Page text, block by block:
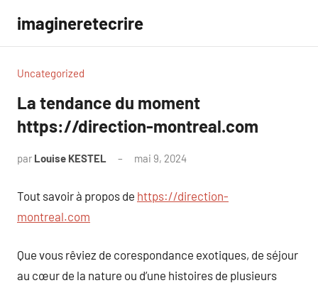
contenu
imagineretecrire
Uncategorized
La tendance du moment
https://direction-montreal.com
par Louise KESTEL mai 9, 2024
Tout savoir à propos de https://direction-
montreal.com
Que vous rêviez de corespondance exotiques, de séjour
au cœur de la nature ou d’une histoires de plusieurs